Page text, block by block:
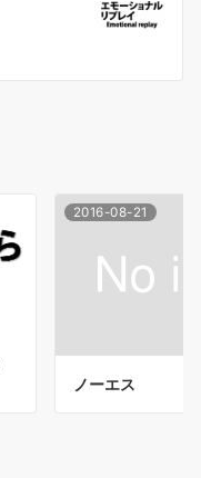
2016-08-21
ノーエス